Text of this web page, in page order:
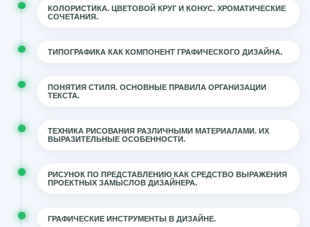
КОЛОРИСТИКА. ЦВЕТОВОЙ КРУГ И КОНУС. ХРОМАТИЧЕСКИЕ
СОЧЕТАНИЯ.
ТИПОГРАФИКА КАК КОМПОНЕНТ ГРАФИЧЕСКОГО ДИЗАЙНА.
ПОНЯТИЯ СТИЛЯ. ОСНОВНЫЕ ПРАВИЛА ОРГАНИЗАЦИИ
ТЕКСТА.
ТЕХНИКА РИСОВАНИЯ РАЗЛИЧНЫМИ МАТЕРИАЛАМИ. ИХ
ВЫРАЗИТЕЛЬНЫЕ ОСОБЕННОСТИ.
РИСУНОК ПО ПРЕДСТАВЛЕНИЮ КАК СРЕДСТВО ВЫРАЖЕНИЯ
ПРОЕКТНЫХ ЗАМЫСЛОВ ДИЗАЙНЕРА.
ГРАФИЧЕСКИЕ ИНСТРУМЕНТЫ В ДИЗАЙНЕ.